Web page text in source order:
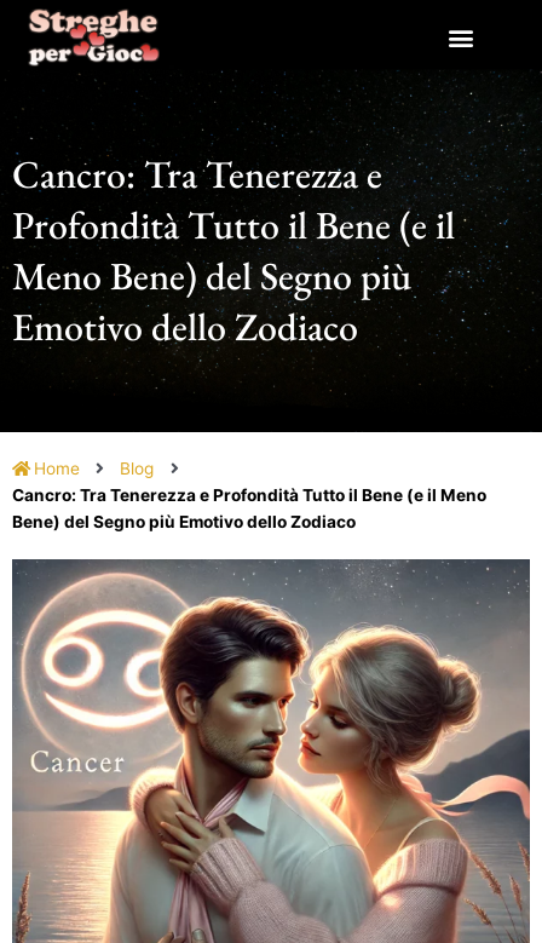
contenuto
Cancro: Tra Tenerezza e
Profondità Tutto il Bene (e il
Meno Bene) del Segno più
Emotivo dello Zodiaco
Home
Blog
Cancro: Tra Tenerezza e Profondità Tutto il Bene (e il Meno
Bene) del Segno più Emotivo dello Zodiaco